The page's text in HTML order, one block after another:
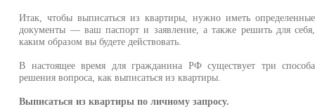
Итак, чтобы выписаться из квартиры, нужно иметь определенные
документы — ваш паспорт и заявление, а также решить для себя,
каким образом вы будете действовать.
В настоящее время для гражданина РФ существует три способа
решения вопроса, как выписаться из квартиры.
Выписаться из квартиры по личному запросу.